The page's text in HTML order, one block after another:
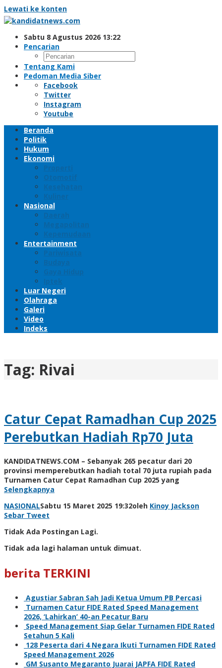
Lewati ke konten
Sabtu 8 Agustus 2026 13:22
Pencarian
Tentang Kami
Pedoman Media Siber
Facebook
Twitter
Instagram
Youtube
Beranda
Politik
Hukum
Ekonomi
Properti
Otomotif
Kesehatan
Kuliner
Nasional
Daerah
Megapolitan
Kepemudaan
Entertainment
Pariwisata
Budaya
Gaya Hidup
Iptek
Luar Negeri
Olahraga
Galeri
Video
Indeks
Tag: Rivai
Catur Cepat Ramadhan Cup 2025
Perebutkan Hadiah Rp70 Juta
KANDIDATNEWS.COM – Sebanyak 265 pecatur dari 20
provinsi memperebutkan hadiah total 70 juta rupiah pada
Turnamen Catur Cepat Ramadhan Cup 2025 yang
Selengkapnya
NASIONALSabtu 15 Maret 2025 19:32oleh Kinoy Jackson
Sebar Tweet
Tidak Ada Postingan Lagi.
Tidak ada lagi halaman untuk dimuat.
berita TERKINI
Agustiar Sabran Sah Jadi Ketua Umum PB Percasi
Turnamen Catur FIDE Rated Speed Management
2026, ‘Lahirkan’ 40-an Pecatur Baru
Speed Management Siap Gelar Turnamen FIDE Rated
Setahun 5 Kali
128 Peserta dari 4 Negara Ikuti Turnamen FIDE Rated
Speed Management 2026
GM Susanto Megaranto Juarai JAPFA FIDE Rated